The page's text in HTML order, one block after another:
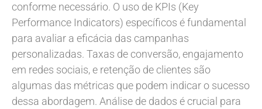
conforme necessário. O uso de KPIs (Key
Performance Indicators) específicos é fundamental
para avaliar a eficácia das campanhas
personalizadas. Taxas de conversão, engajamento
em redes sociais, e retenção de clientes são
algumas das métricas que podem indicar o sucesso
dessa abordagem. Análise de dados é crucial para